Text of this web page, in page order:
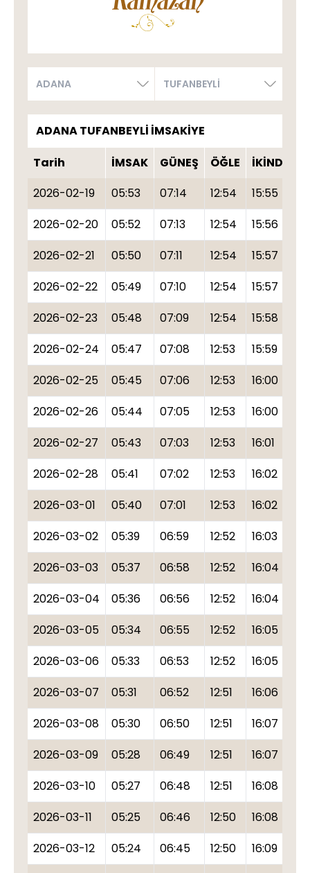
ADANA TUFANBEYLİ İMSAKİYE
Tarih
İMSAK GÜNEŞ ÖĞLE İKİNDİ
2026-02-19
05:53 07:14 12:54 15:55
2026-02-20
05:52 07:13 12:54 15:56
2026-02-21
05:50 07:11 12:54 15:57
2026-02-22
05:49 07:10 12:54 15:57
2026-02-23
05:48 07:09 12:54 15:58
2026-02-24
05:47 07:08 12:53 15:59
2026-02-25
05:45 07:06 12:53 16:00
2026-02-26
05:44 07:05 12:53 16:00
2026-02-27
05:43 07:03 12:53 16:01
2026-02-28
05:41 07:02 12:53 16:02
2026-03-01
05:40 07:01 12:53 16:02
2026-03-02
05:39 06:59 12:52 16:03
2026-03-03
05:37 06:58 12:52 16:04
2026-03-04
05:36 06:56 12:52 16:04
2026-03-05
05:34 06:55 12:52 16:05
2026-03-06
05:33 06:53 12:52 16:05
2026-03-07
05:31 06:52 12:51 16:06
2026-03-08
05:30 06:50 12:51 16:07
2026-03-09
05:28 06:49 12:51 16:07
2026-03-10
05:27 06:48 12:51 16:08
2026-03-11
05:25 06:46 12:50 16:08
2026-03-12
05:24 06:45 12:50 16:09